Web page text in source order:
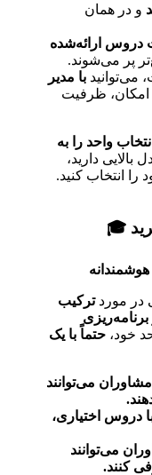
و در همان
دروس ارائه‌شده
پر می‌شوند.
با مدیر
ظرفیت
واحد را به
بالایی دارید،
انتخاب کنید.
در موردترکیب
خود، حتماً با یک
می‌توانند
دروس اختیاری،
می‌توانند
کنند.